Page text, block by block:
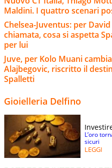
Maldini. I quattro scenari
Chelsea-Juventus: per
chiamata, cosa si aspetta
per lui
Juve, per Kolo Muani
Alajbegovic, riscritto il
Spalletti
Gioielleria Delfino
L’oro
sicuri
LEGGI